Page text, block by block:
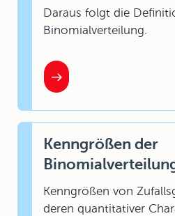
Daraus folgt die
Binomialverteilung.
Kenngrößen der
Kenngrößen von
deren quantitativer